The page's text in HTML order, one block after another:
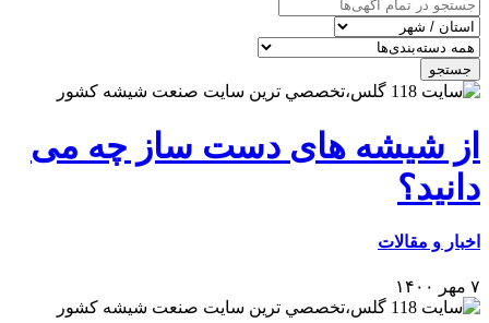
جستجو
از شیشه های دست ساز چه می
دانید؟
اخبار و مقالات
۷ مهر ۱۴۰۰